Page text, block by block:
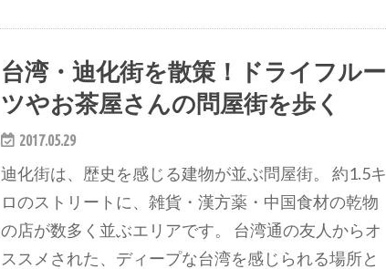
台湾・迪化街を散策！ドライフルー
ツやお茶屋さんの問屋街を歩く
2017.05.29
迪化街は、歴史を感じる建物が並ぶ問屋街。 約1.5キ
ロのストリートに、雑貨・漢方薬・中国食材の乾物
の店が数多く並ぶエリアです。 台湾通の友人からオ
ススメされた、ディープな台湾を感じられる場所と